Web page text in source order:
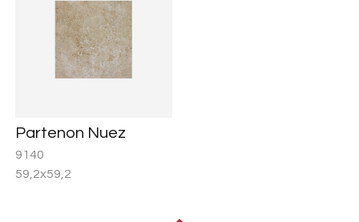
Partenon Nuez
9140
59,2x59,2